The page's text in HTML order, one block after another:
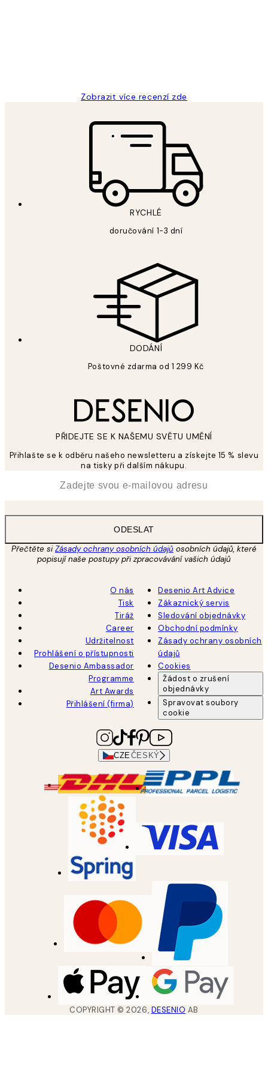
Zobrazit více recenzí zde
RYCHLÉ
doručování 1-3 dní
DODÁNÍ
Poštovné zdarma od 1 299 Kč
PŘIDEJTE SE K NAŠEMU SVĚTU UMĚNÍ
Přihlašte se k odběru našeho newsletteru a získejte 15 % slevu
na tisky při dalším nákupu.
ODESLAT
Přečtěte siZásady ochrany osobních údajů osobních údajů, které
popisují naše postupy při zpracovávání vašich údajů
O nás
Tisk
Tiráž
Career
Udržitelnost
Prohlášení o přístupnosti
Desenio Ambassador
Programme
Art Awards
Přihlášení (firma)
Desenio Art Advice
Zákaznický servis
Sledování objednávky
Obchodní podmínky
Zásady ochrany osobních
údajů
Cookies
Žádost o zrušení
objednávky
Spravovat soubory
cookie
CZEČESKÝ
COPYRIGHT ©2026, DESENIO AB